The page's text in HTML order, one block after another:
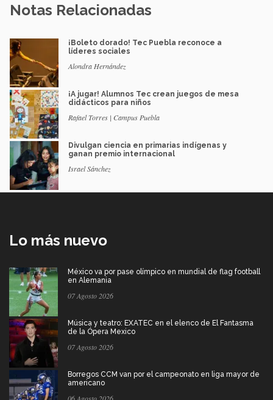
Notas Relacionadas
¡Boleto dorado! Tec Puebla reconoce a
líderes sociales
Alondra Hernández
¡A jugar! Alumnos Tec crean juegos de mesa
didácticos para niños
Rafael Torres | Campus Puebla
Divulgan ciencia en primarias indígenas y
ganan premio internacional
Israel Sánchez
Lo más nuevo
México va por pase olímpico en mundial de flag football
en Alemania
07 Agosto 2026
Música y teatro: EXATEC en el elenco de El Fantasma
de la Ópera Mexico
07 Agosto 2026
Borregos CCM van por el campeonato en liga mayor de
americano
06 Agosto 2026